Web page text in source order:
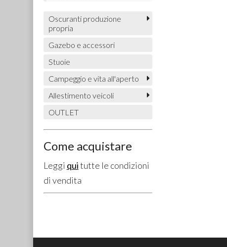
Oscuranti produzione
propria
Gazebo e accessori
Stuoie
Campeggio e vita all'aperto
Allestimento veicoli
OUTLET
Come acquistare
Leggi quitutte le condizioni
di vendita